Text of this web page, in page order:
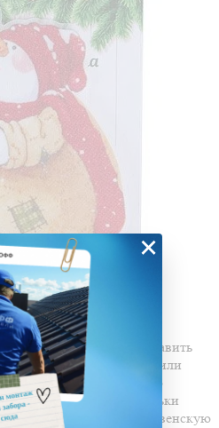
вы сможете поздравить
основной подарок или
порадует не только
своим свечением: огоньки
и создают рождественскую
×